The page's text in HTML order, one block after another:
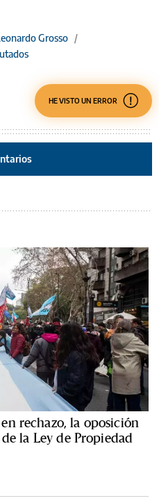
Grosso /
HE VISTO UN ERROR
rechazo, la oposición
la Ley de Propiedad